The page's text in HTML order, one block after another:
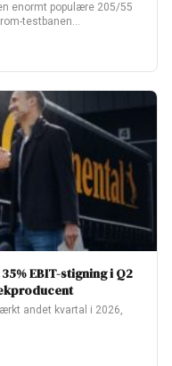
enormt populære 205/55
testbanen…
EBIT-stigning i Q2
andet kvartal i 2026,